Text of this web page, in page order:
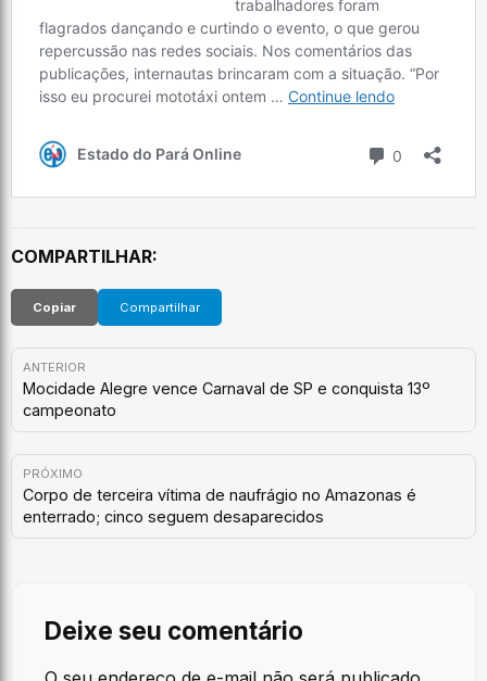
COMPARTILHAR:
Copiar Compartilhar
ANTERIOR
Mocidade Alegre vence Carnaval de SP e conquista 13º
campeonato
PRÓXIMO
Corpo de terceira vítima de naufrágio no Amazonas é
enterrado; cinco seguem desaparecidos
Deixe seu comentário